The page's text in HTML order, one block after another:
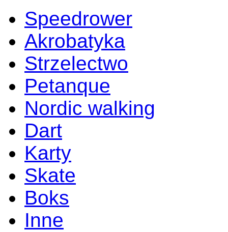
Speedrower
Akrobatyka
Strzelectwo
Petanque
Nordic walking
Dart
Karty
Skate
Boks
Inne